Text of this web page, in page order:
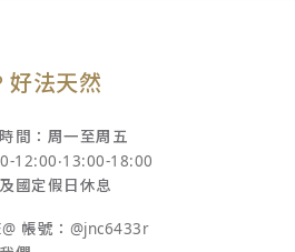
好法天然
間：周一至周五
12:00‧13:00-18:00
國定假日休息
帳號：@jnc6433r